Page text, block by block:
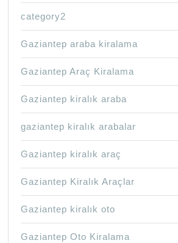
category2
Gaziantep araba kiralama
Gaziantep Araç Kiralama
Gaziantep kiralık araba
gaziantep kiralık arabalar
Gaziantep kiralık araç
Gaziantep Kiralık Araçlar
Gaziantep kiralık oto
Gaziantep Oto Kiralama